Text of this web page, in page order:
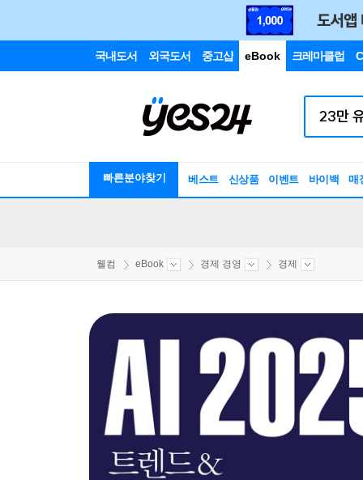
국내도서 외국도서 중고샵 eBook 크레마클럽
빠른분야찾기 베스트 신상품 이벤트 바이백 매
웰컴 eBook 경제 경영 경제